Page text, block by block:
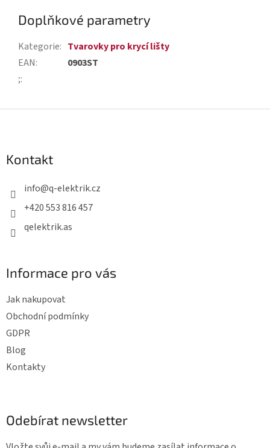
Doplňkové parametry
Kategorie: Tvarovky pro krycí lišty
EAN:
0903ST
;:
p
aKontakt
info@q-elektrik.cz
+420 553 816 457
qelektrik.as
Informace pro vás
Jak nakupovat
Obchodní podmínky
GDPR
Blog
Kontakty
Odebírat newsletter